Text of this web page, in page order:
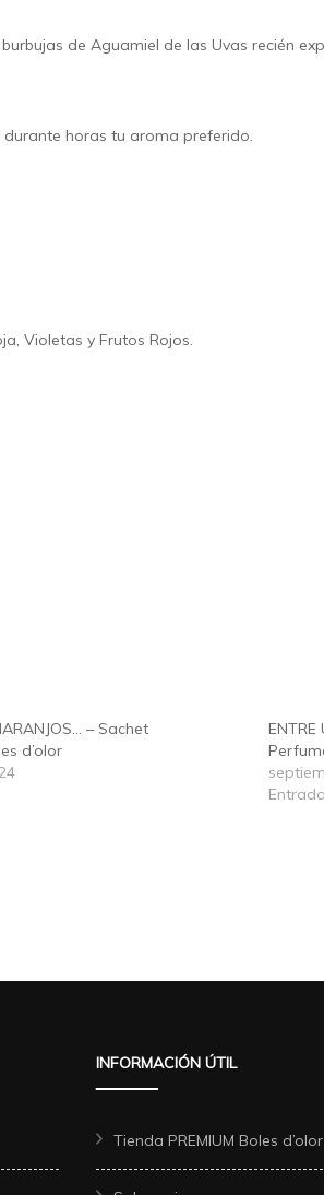
de Aguamiel de las Uvas recién
horas tu aroma preferido.
Violetas y Frutos Rojos.
– Sachet
d’olor
ENTRE
INFORMACIÓN ÚTIL
Tienda PREMIUM Boles d’olor